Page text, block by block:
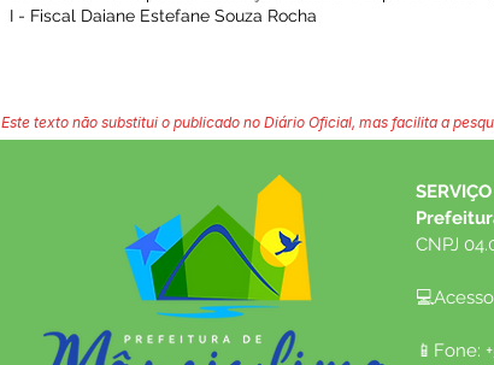
I - Fiscal Daiane Estefane Souza Rocha
Este texto não substitui o publicado no Diário Oficial, mas facilita a
CNPJ
📱Fone: